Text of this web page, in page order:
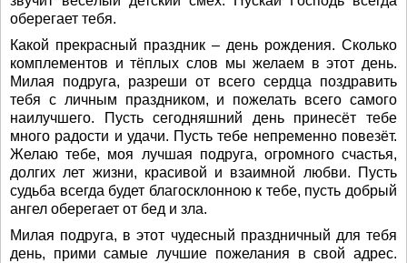
оберегает тебя.
Какой прекрасный праздник – день рождения. Сколько
комплементов и тёплых слов мы желаем в этот день.
Милая подруга, разреши от всего сердца поздравить
тебя с личным праздником, и пожелать всего самого
наилучшего. Пусть сегодняшний день принесёт тебе
много радости и удачи. Пусть тебе непременно повезёт.
Желаю тебе, моя лучшая подруга, огромного счастья,
долгих лет жизни, красивой и взаимной любви. Пусть
судьба всегда будет благосклонною к тебе, пусть добрый
ангел оберегает от бед и зла.
Милая подруга, в этот чудесный праздничный для тебя
день, прими самые лучшие пожелания в свой адрес.